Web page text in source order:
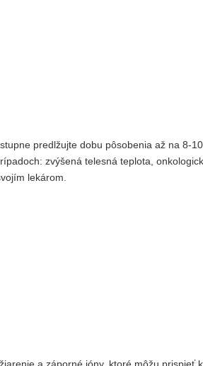
predlžujte dobu pôsobenia až na 8-
zvýšená telesná teplota,
lekárom.